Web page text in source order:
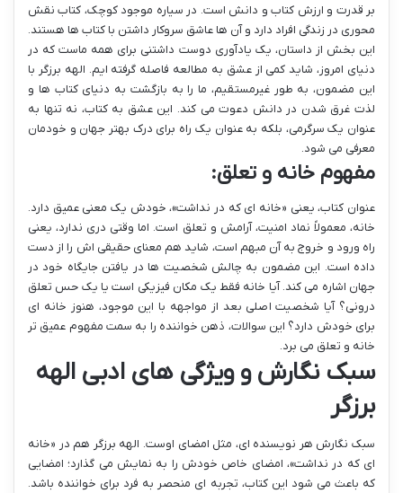
بر قدرت و ارزش کتاب و دانش است. در سیاره موجود کوچک، کتاب نقش
محوری در زندگی افراد دارد و آن ها عاشق سروکار داشتن با کتاب ها هستند.
این بخش از داستان، یک یادآوری دوست داشتنی برای همه ماست که در
دنیای امروز، شاید کمی از عشق به مطالعه فاصله گرفته ایم. الهه برزگر با
این مضمون، به طور غیرمستقیم، ما را به بازگشت به دنیای کتاب ها و
لذت غرق شدن در دانش دعوت می کند. این عشق به کتاب، نه تنها به
عنوان یک سرگرمی، بلکه به عنوان یک راه برای درک بهتر جهان و خودمان
معرفی می شود.
مفهوم خانه و تعلق:
عنوان کتاب، یعنی «خانه ای که در نداشت»، خودش یک معنی عمیق دارد.
خانه، معمولاً نماد امنیت، آرامش و تعلق است. اما وقتی دری ندارد، یعنی
راه ورود و خروج به آن مبهم است، شاید هم معنای حقیقی اش را از دست
داده است. این مضمون به چالش شخصیت ها در یافتن جایگاه خود در
جهان اشاره می کند. آیا خانه فقط یک مکان فیزیکی است یا یک حس تعلق
درونی؟ آیا شخصیت اصلی بعد از مواجهه با این موجود، هنوز خانه ای
برای خودش دارد؟ این سوالات، ذهن خواننده را به سمت مفهوم عمیق تر
خانه و تعلق می برد.
سبک نگارش و ویژگی های ادبی الهه
برزگر
سبک نگارش هر نویسنده ای، مثل امضای اوست. الهه برزگر هم در «خانه
ای که در نداشت»، امضای خاص خودش را به نمایش می گذارد؛ امضایی
که باعث می شود این کتاب، تجربه ای منحصر به فرد برای خواننده باشد.